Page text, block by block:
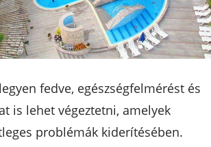
fedve, egészségfelmérést és
is lehet végeztetni, amelyek
problémák kiderítésében.